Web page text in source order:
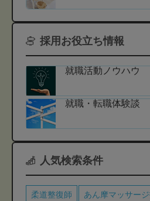
採用お役立ち情報
就職活動ノウハウ
就職・転職体験談
人気検索条件
柔道整復師 あん摩マッサー